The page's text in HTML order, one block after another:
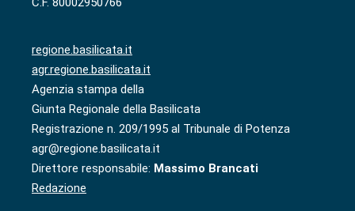
regione.basilicata.it
agr.regione.basilicata.it
Agenzia stampa della
Giunta Regionale della Basilicata
Registrazione n. 209/1995 al Tribunale di Potenza
agr@regione.basilicata.it
Direttore responsabile: Massimo Brancati
Redazione